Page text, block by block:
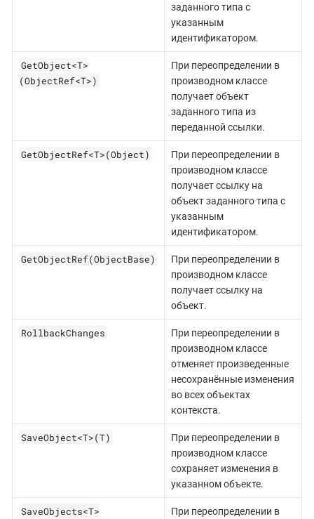
заданного типа с
указанным
идентификатором.
GetObject<T>
(ObjectRef<T>)
При переопределении в
производном классе
получает объект
заданного типа из
переданной ссылки.
GetObjectRef<T>(Object)
При переопределении в
производном классе
получает ссылку на
объект заданного типа с
указанным
идентификатором.
GetObjectRef(ObjectBase)
При переопределении в
производном классе
получает ссылку на
объект.
RollbackChanges
При переопределении в
производном классе
отменяет произведенные
несохранённые изменения
во всех объектах
контекста.
SaveObject<T>(T)
При переопределении в
производном классе
сохраняет изменения в
указанном объекте.
SaveObjects<T>
При переопределении в